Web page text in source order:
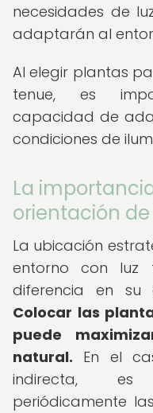
necesidades de
adaptarán al
Al elegir plantas
tenue, es
capacidad de
condiciones de
La
orientación
La ubicación
entorno con luz
diferencia en su
Colocar las
puede
natural. En el
indirecta, es
periódicamente